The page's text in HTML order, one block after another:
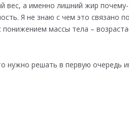
вес, а именно лишний жир
Я не знаю с чем это связано
массы тела –
нужно решать в первую очередь